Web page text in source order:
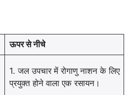
ऊपर से नीचे
1. जल उपचार में रोगाणु नाशन के लिए
प्रयुक्त होने वाला एक रसायन।